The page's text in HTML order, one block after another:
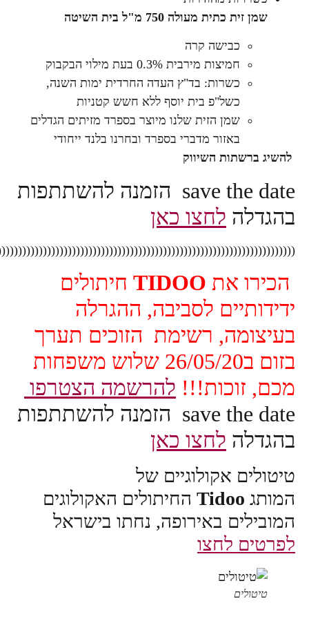
750 מ"ל בית השיטה
0.3% בעת מילוי הבקבוק
בד"ץ העדה החרדית ימות השנה,
בית יוסף ללא חשש קטניות
הזית שלנו מיוצר בספרד מזיתים הגדלים
מדברי בספרד ובחרנו בלנד ייחודי
השיווק
save the date הזמנה להשתתפות
כאן
TIDOOחיתולים
לסביבה, ההגרלה
רשימת הזוכים תערך
בזום ב26/05/20 שלוש משפחות
להרשמה הצטרפו
save the date הזמנה להשתתפות
כאן
של
החיתולים האקולוגים
נחתו בישראל